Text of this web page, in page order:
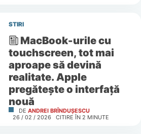
STIRI
MacBook-urile cu
touchscreen, tot mai
aproape să devină
realitate. Apple
pregătește o interfață
nouă
DE ANDREI BRÎNDUȘESCU
26 / 02 / 2026
CITIRE ÎN 2 MINUTE